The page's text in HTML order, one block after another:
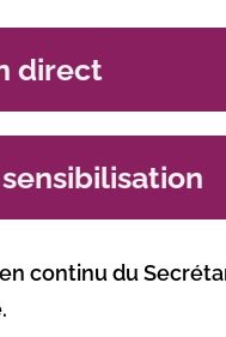
direct
continu du